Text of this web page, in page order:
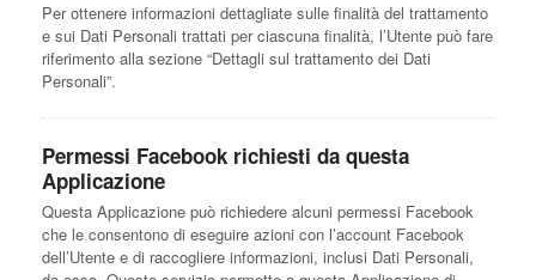
Per ottenere informazioni dettagliate sulle finalità del trattamento
e sui Dati Personali trattati per ciascuna finalità, l’Utente può fare
riferimento alla sezione “Dettagli sul trattamento dei Dati
Personali”.
Permessi Facebook richiesti da questa
Applicazione
Questa Applicazione può richiedere alcuni permessi Facebook
che le consentono di eseguire azioni con l’account Facebook
dell’Utente e di raccogliere informazioni, inclusi Dati Personali,